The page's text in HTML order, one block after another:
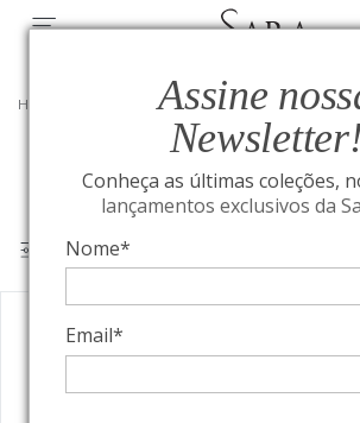
Assine
Conheça as últimas coleções,
lançamentos exclusivos da
Nome*
Email*
HOME COLEÇÃO ZODÍACO